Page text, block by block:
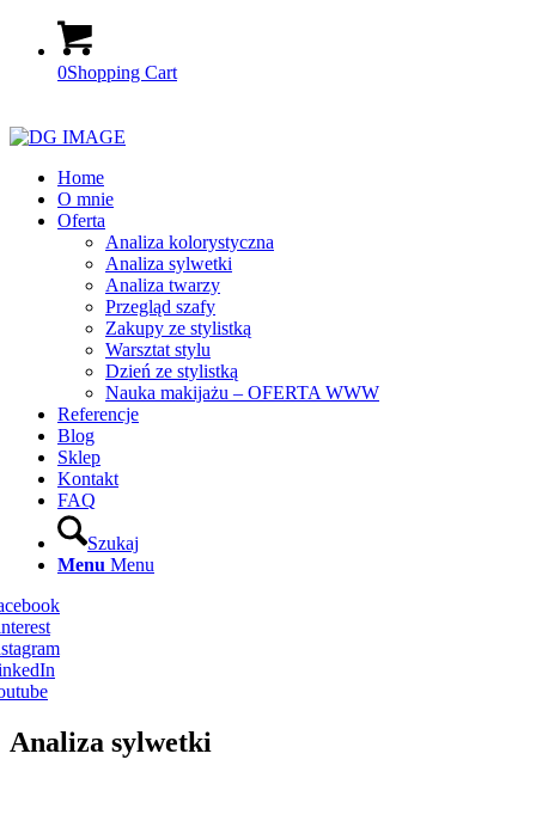
0Shopping Cart
Home
O mnie
Oferta
Analiza kolorystyczna
Analiza sylwetki
Analiza twarzy
Przegląd szafy
Zakupy ze stylistką
Warsztat stylu
Dzień ze stylistką
Nauka makijażu – OFERTA WWW
Referencje
Blog
Sklep
Kontakt
FAQ
Szukaj
Menu Menu
Analiza sylwetki